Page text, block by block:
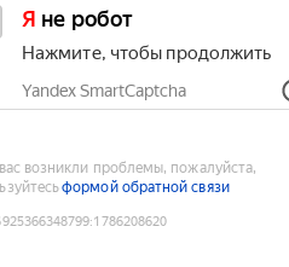
Я не робот
Нажмите, чтобы продолжить
Yandex SmartCaptcha
возникли проблемы, пожалуйста,
формой обратной связи
:1786208620